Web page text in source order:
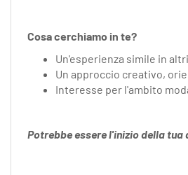
Cosa cerchiamo in te?
Un'esperienza simile in
Un approccio creativo,
Interesse per l'ambito
Potrebbe essere l'inizio della tua